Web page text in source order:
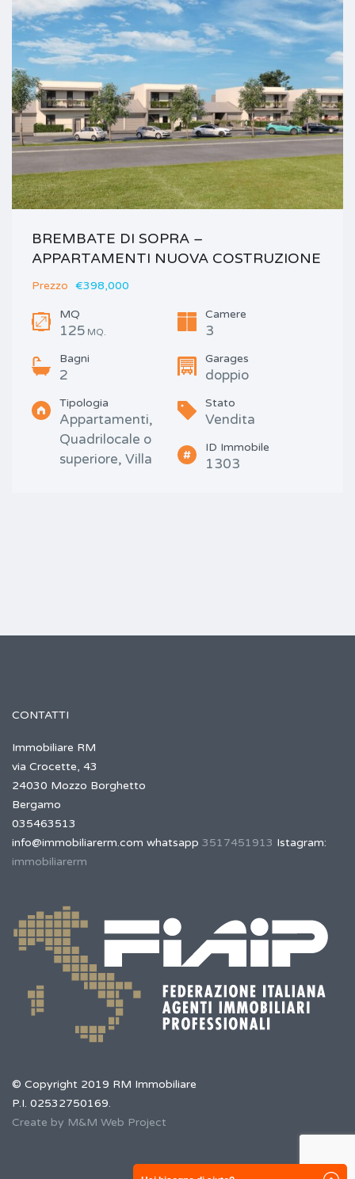
BREMBATE DI SOPRA –
APPARTAMENTI NUOVA COSTRUZIONE
Prezzo €398,000
MQ
125 MQ.
Camere
3
Bagni
2
Garages
doppio
Tipologia
Appartamenti,
Quadrilocale o
superiore, Villa
Stato
Vendita
ID Immobile
1303
CONTATTI
Immobiliare RM
via Crocette, 43
24030 Mozzo Borghetto
Bergamo
035463513
info@immobiliarerm.com whatsapp 3517451913 Istagram:
immobiliarerm
© Copyright 2019 RM Immobiliare
P.I. 02532750169.
Create by M&M Web Project